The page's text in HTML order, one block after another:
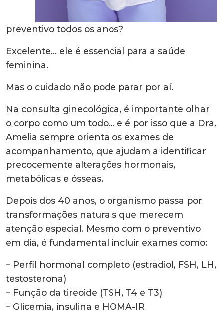
preventivo todos os anos?
Excelente… ele é essencial para a saúde
feminina.
Mas o cuidado não pode parar por aí.
Na consulta ginecológica, é importante olhar
o corpo como um todo… e é por isso que a Dra.
Amelia sempre orienta os exames de
acompanhamento, que ajudam a identificar
precocemente alterações hormonais,
metabólicas e ósseas.
Depois dos 40 anos, o organismo passa por
transformações naturais que merecem
atenção especial. Mesmo com o preventivo
em dia, é fundamental incluir exames como:
– Perfil hormonal completo (estradiol, FSH, LH,
testosterona)
– Função da tireoide (TSH, T4 e T3)
– Glicemia, insulina e HOMA-IR